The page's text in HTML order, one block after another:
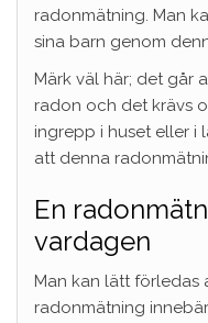
radonmätning. Man
sina barn genom
Märk väl här; det går
radon och det krävs
ingrepp i huset eller i
att denna
En
vardagen
Man kan lätt förledas
radonmätning